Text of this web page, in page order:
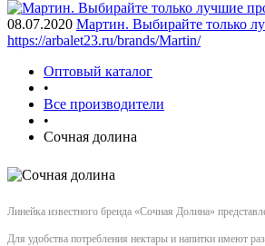
08.07.2020 Мартин. Выбирайте только
https://arbalet23.ru/brands/Martin/
Оптовый каталог
•
Все производители
•
Сочная долина
Линейка известного бренда «Сочная Долина»
Для удобства потребления нектары и напитки имеют